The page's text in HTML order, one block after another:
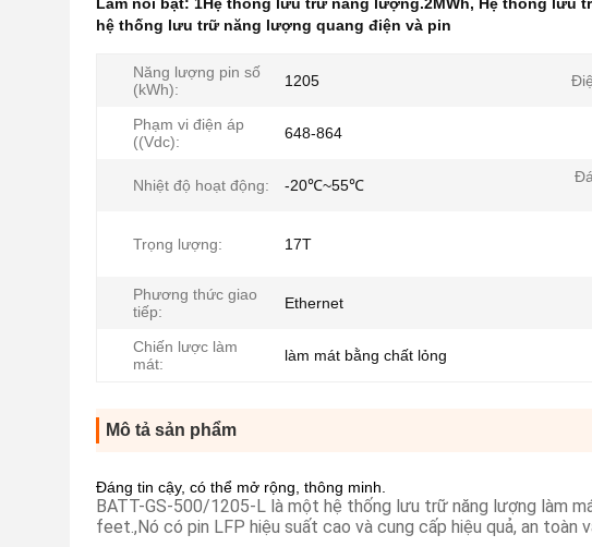
hệ thống lưu trữ năng lượng quang điện và pin
Năng lượng pin số
(kWh):
1205
Phạm vi điện áp
((Vdc):
648-864
Nhiệt độ hoạt động: -20℃~55℃
Trọng lượng: 17T
Phương thức giao
tiếp:
Ethernet
Chiến lược làm
mát:
làm mát bằng chất lỏng
Mô tả sản phẩm
Đáng tin cậy, có thể mở rộng, thông minh.
BATT-GS-500/1205-L là một hệ thống lưu trữ năng lượng làm
feet.,Nó có pin LFP hiệu suất cao và cung cấp hiệu quả, an toàn